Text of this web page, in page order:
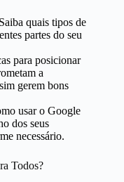
quais tipos de
partes do seu
para posicionar
a
gerem bons
usar o Google
dos seus
necessário.
Todos?